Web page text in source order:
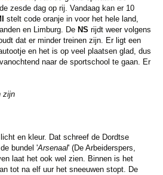
zesde dag op rij. Vandaag kan er 10
stelt code oranje in voor het hele land,
en Limburg. De NS rijdt weer volgens
dat er minder treinen zijn. Er ligt een
en het is op veel plaatsen glad, dus
naar de sportschool te gaan. Er
zijn
en kleur. Dat schreef de Dordtse
bundel 'Arsenaal' (De Arbeiderspers,
laat het ook wel zien. Binnen is het
tot na elf uur het sneeuwen stopt. De